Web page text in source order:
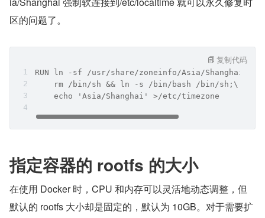
区的问题了。
RUN ln -sf /usr/share/zoneinfo/Asia/Shanghai /
    rm /bin/sh && ln -s /bin/bash /bin/sh;\
    echo 'Asia/Shanghai' >/etc/timezone
复制代码
指定容器的 rootfs 的大小
在使用 Docker 时，CPU 和内存可以灵活地动态调整，但
默认的 rootfs 大小却是固定的，默认为 10GB。对于需要扩